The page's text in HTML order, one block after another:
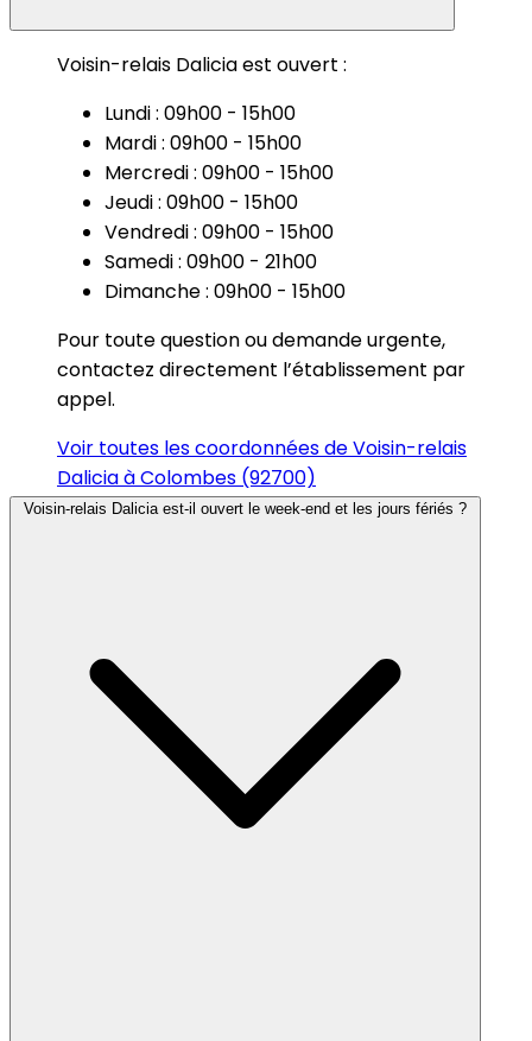
Voisin-relais Dalicia est ouvert :
Lundi : 09h00 - 15h00
Mardi : 09h00 - 15h00
Mercredi : 09h00 - 15h00
Jeudi : 09h00 - 15h00
Vendredi : 09h00 - 15h00
Samedi : 09h00 - 21h00
Dimanche : 09h00 - 15h00
Pour toute question ou demande urgente,
contactez directement l’établissement par
appel.
Voir toutes les coordonnées de Voisin-relais
Dalicia à Colombes (92700)
Voisin-relais Dalicia est-il ouvert le week-end et les jours fériés ?